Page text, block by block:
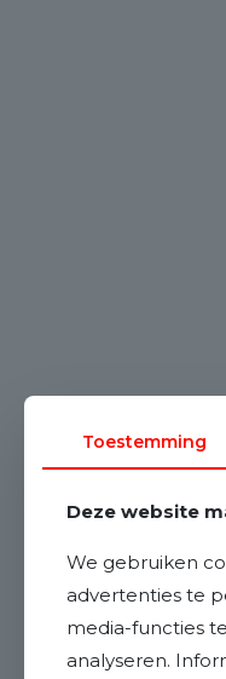
Toestemming
Deze website
We gebruiken
advertenties te
media-functies
analyseren.